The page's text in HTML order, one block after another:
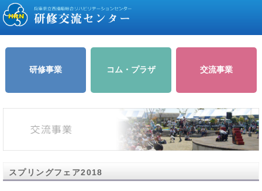
研修事業 コム・プラザ 交流事業
スプリングフェア2018